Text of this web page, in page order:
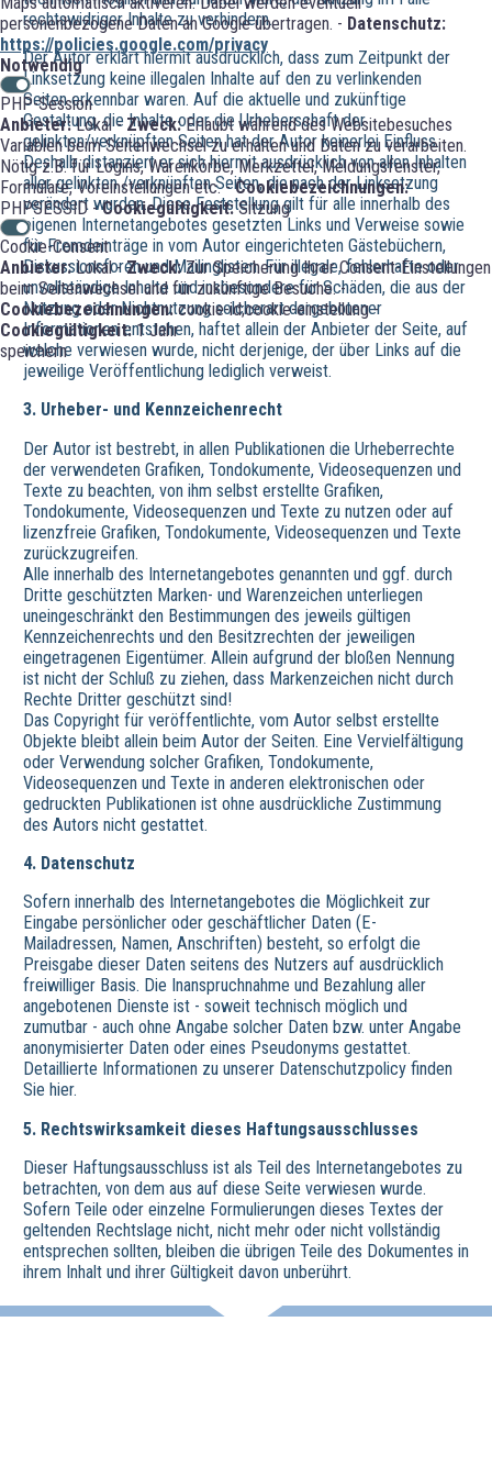
personenbezogene Daten an Google übertragen. - Datenschutz:
https://policies.google.com/privacy
Notwendig
PHP-Session
Anbieter:Lokal - Zweck:Erlaubt während des Websitebesuches
Variablen beim Seitenwechsel zu erhalten und Daten zu verarbeiten.
Nötig z.B. für Logins, Warenkörbe, Merkzettel, Meldungsfenster,
Formulare, Voreinstellungen etc. -Cookiebezeichnungen:
PHPSESSID -Cookiegültigkeit:Sitzung
Cookie-Consent
Anbieter:Lokal -Zweck:Zur Speicherung Ihrer Consent-Einstellungen
beim Seitenwechsel und für zukünftige Besuche. -
Cookiebezeichnungen:cookie-id;cookie-einstellung -
Cookiegültigkeit:1 Jahr
speichern
rechtswidriger Inhalte zu verhindern.
Der Autor erklärt hiermit ausdrücklich, dass zum Zeitpunkt der
Linksetzung keine illegalen Inhalte auf den zu verlinkenden
Seiten erkennbar waren. Auf die aktuelle und zukünftige
Gestaltung, die Inhalte oder die Urheberschaft der
gelinkten/verknüpften Seiten hat der Autor keinerlei Einfluss.
Deshalb distanziert er sich hiermit ausdrücklich von allen Inhalten
aller gelinkten /verknüpften Seiten, die nach der Linksetzung
verändert wurden. Diese Feststellung gilt für alle innerhalb des
eigenen Internetangebotes gesetzten Links und Verweise sowie
für Fremdeinträge in vom Autor eingerichteten Gästebüchern,
Diskussionsforen und Mailinglisten. Für illegale, fehlerhafte oder
unvollständige Inhalte und insbesondere für Schäden, die aus der
Nutzung oder Nichtnutzung solcherart dargebotener
Informationen entstehen, haftet allein der Anbieter der Seite, auf
welche verwiesen wurde, nicht derjenige, der über Links auf die
jeweilige Veröffentlichung lediglich verweist.
3. Urheber- und Kennzeichenrecht
Der Autor ist bestrebt, in allen Publikationen die Urheberrechte
der verwendeten Grafiken, Tondokumente, Videosequenzen und
Texte zu beachten, von ihm selbst erstellte Grafiken,
Tondokumente, Videosequenzen und Texte zu nutzen oder auf
lizenzfreie Grafiken, Tondokumente, Videosequenzen und Texte
zurückzugreifen.
Alle innerhalb des Internetangebotes genannten und ggf. durch
Dritte geschützten Marken- und Warenzeichen unterliegen
uneingeschränkt den Bestimmungen des jeweils gültigen
Kennzeichenrechts und den Besitzrechten der jeweiligen
eingetragenen Eigentümer. Allein aufgrund der bloßen Nennung
ist nicht der Schluß zu ziehen, dass Markenzeichen nicht durch
Rechte Dritter geschützt sind!
Das Copyright für veröffentlichte, vom Autor selbst erstellte
Objekte bleibt allein beim Autor der Seiten. Eine Vervielfältigung
oder Verwendung solcher Grafiken, Tondokumente,
Videosequenzen und Texte in anderen elektronischen oder
gedruckten Publikationen ist ohne ausdrückliche Zustimmung
des Autors nicht gestattet.
4. Datenschutz
Sofern innerhalb des Internetangebotes die Möglichkeit zur
Eingabe persönlicher oder geschäftlicher Daten (E-
Mailadressen, Namen, Anschriften) besteht, so erfolgt die
Preisgabe dieser Daten seitens des Nutzers auf ausdrücklich
freiwilliger Basis. Die Inanspruchnahme und Bezahlung aller
angebotenen Dienste ist - soweit technisch möglich und
zumutbar - auch ohne Angabe solcher Daten bzw. unter Angabe
anonymisierter Daten oder eines Pseudonyms gestattet.
Detaillierte Informationen zu unserer Datenschutzpolicy finden
Sie hier.
5. Rechtswirksamkeit dieses Haftungsausschlusses
Dieser Haftungsausschluss ist als Teil des Internetangebotes zu
betrachten, von dem aus auf diese Seite verwiesen wurde.
Sofern Teile oder einzelne Formulierungen dieses Textes der
geltenden Rechtslage nicht, nicht mehr oder nicht vollständig
entsprechen sollten, bleiben die übrigen Teile des Dokumentes in
ihrem Inhalt und ihrer Gültigkeit davon unberührt.